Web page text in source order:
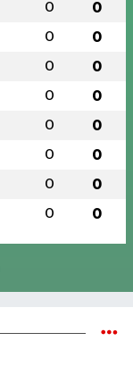
0 0
0 0
0 0
0 0
0 0
0 0
0 0
0 0